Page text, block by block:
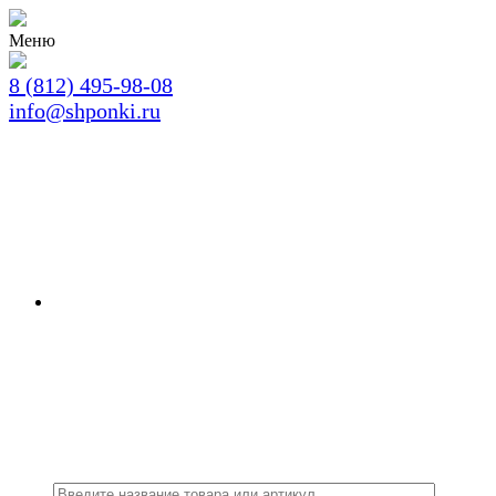
Меню
8 (812) 495-98-08
info@shponki.ru